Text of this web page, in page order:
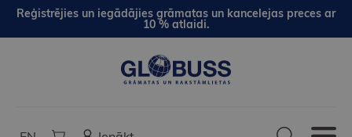
Reģistrējies un iegādājies grāmatas un kancelejas preces ar
10 % atlaidi.